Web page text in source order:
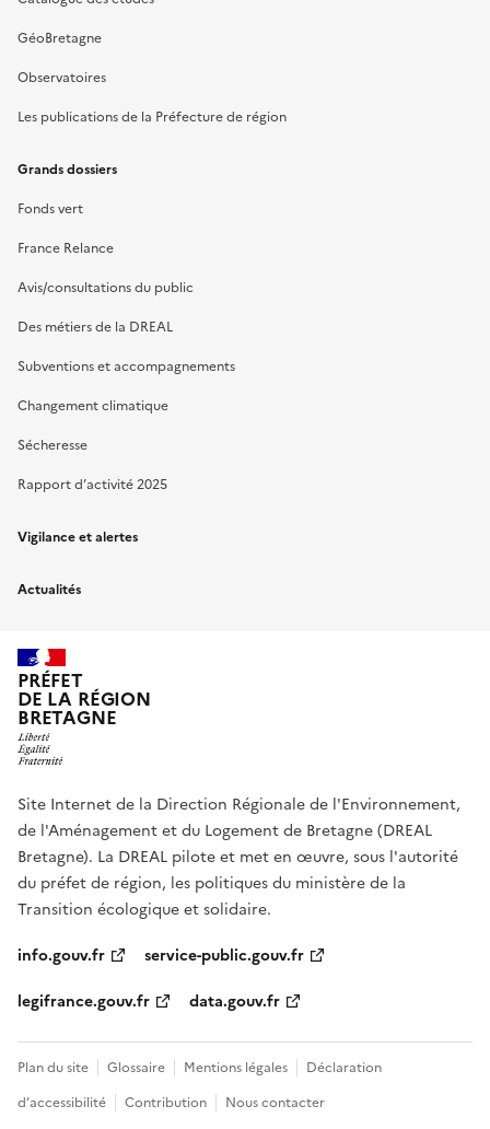
GéoBretagne
Observatoires
Les publications de la Préfecture de région
Grands dossiers
Fonds vert
France Relance
Avis/consultations du public
Des métiers de la DREAL
Subventions et accompagnements
Changement climatique
Sécheresse
Rapport d’activité 2025
Vigilance et alertes
Actualités
PRÉFET
DE LA RÉGION
BRETAGNE
Site Internet de la Direction Régionale de l'Environnement,
de l'Aménagement et du Logement de Bretagne (DREAL
Bretagne). La DREAL pilote et met en œuvre, sous l'autorité
du préfet de région, les politiques du ministère de la
Transition écologique et solidaire.
info.gouv.fr
service-public.gouv.fr
legifrance.gouv.fr
data.gouv.fr
Plan du site Glossaire Mentions légales
Déclaration
d’accessibilité
Contribution Nous contacter